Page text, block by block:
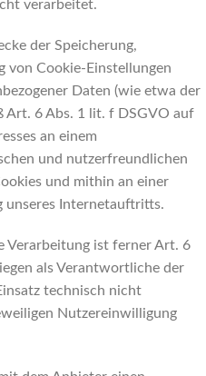
verarbeitet.
der Speicherung,
von Cookie-Einstellungen
Daten (wie etwa der
Art. 6 Abs. 1 lit. f DSGVO auf
an einem
und nutzerfreundlichen
und mithin an einer
unseres Internetauftritts.
Verarbeitung ist ferner Art. 6
als Verantwortliche der
technisch nicht
Nutzereinwilligung